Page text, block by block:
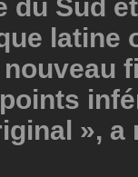
du Sud
latine
nouveau
»,